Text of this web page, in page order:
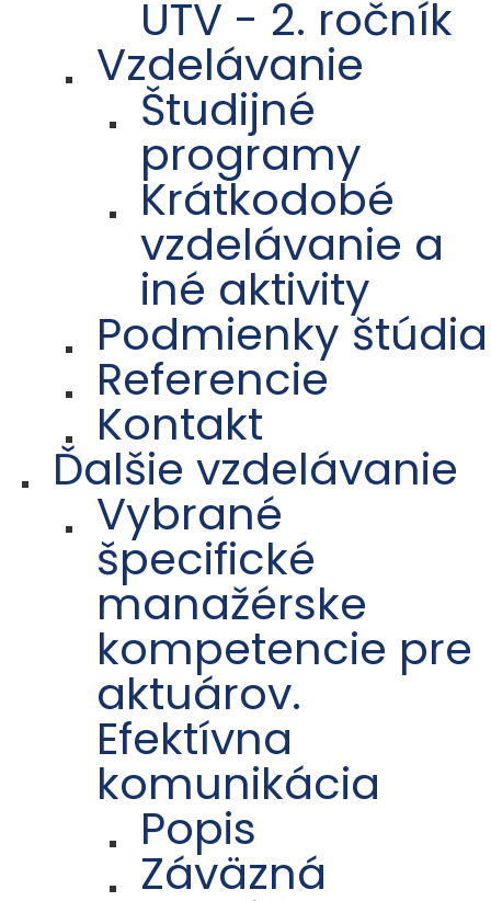
UTV - 2. ročník
Vzdelávanie
Študijné
programy
Krátkodobé
vzdelávanie a
iné aktivity
Podmienky štúdia
Referencie
Kontakt
Ďalšie vzdelávanie
Vybrané
špecifické
manažérske
kompetencie pre
aktuárov.
Efektívna
komunikácia
Popis
Záväzná